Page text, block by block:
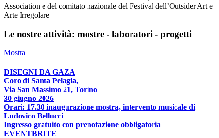
Association e del comitato nazionale del Festival dell’Outsider Art e
Arte Irregolare
Le nostre attività: mostre - laboratori - progetti
Mostra
DISEGNI DA GAZA
Coro di Santa Pelagia,
Via San Massimo 21, Torino
30 giugno 2026
Orari: 17.30 inaugurazione mostra, intervento musicale di
Ludovico Bellucci
Ingresso gratuito con prenotazione obbligatoria
EVENTBRITE